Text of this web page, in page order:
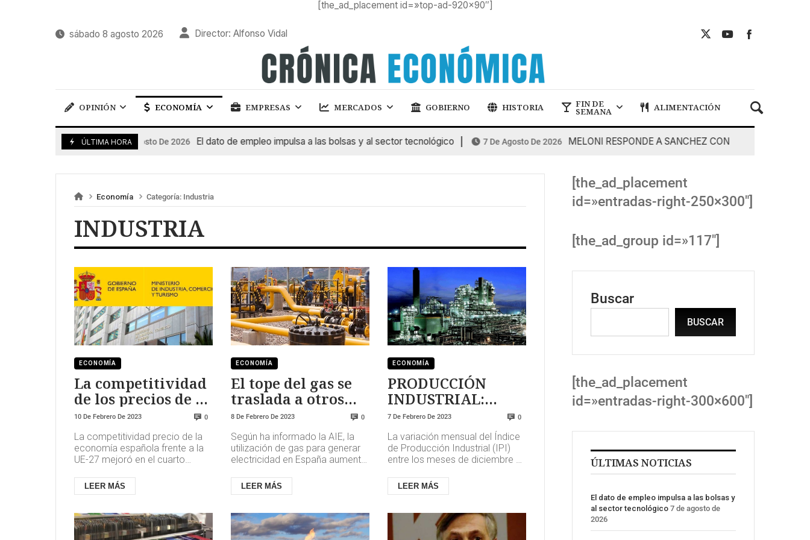
[the_ad_placement id=»top-ad-920×90″]
sábado 8 agosto 2026 Director: Alfonso Vidal
OPINIÓN ECONOMÍA EMPRESAS MERCADOS GOBIERNO HISTORIA FIN DE
SEMANA ALIMENTACIÓN
ÚLTIMA HORA
7 De Agosto De 2026 El dato de empleo impulsa a las bolsas y al sector tecnológico 7 De Agosto De 2026 MELONI RESPONDE A SANCHEZ CON DUREZA
Economía Categoría: Industria
INDUSTRIA
ECONOMÍA
La competitividad
de los precios de la
economía española
mejoró a final del
2022
10 De Febrero De 2023 0
La competitividad precio de la
economía española frente a la
UE-27 mejoró en el cuarto
Índice de Tendencia de
Competi...
LEER MÁS
ECONOMÍA
El tope del gas se
traslada a otros
sectores
8 De Febrero De 2023 0
Según ha informado la AIE, la
utilización de gas para generar
electricidad en España aumentó
que la demanda intern...
LEER MÁS
ECONOMÍA
PRODUCCIÓN
INDUSTRIAL:
tercer año seguido
en positivo
7 De Febrero De 2023 0
La variación mensual del Índice
de Producción Industrial (IPI)
entre los meses de diciembre y
efectos estacionales y de...
LEER MÁS
[the_ad_placement
id=»entradas-right-250×300″]
[the_ad_group id=»117″]
Buscar
BUSCAR
[the_ad_placement
id=»entradas-right-300×600″]
ÚLTIMAS NOTICIAS
El dato de empleo impulsa a las bolsas y
al sector tecnológico 7 de agosto de
2026